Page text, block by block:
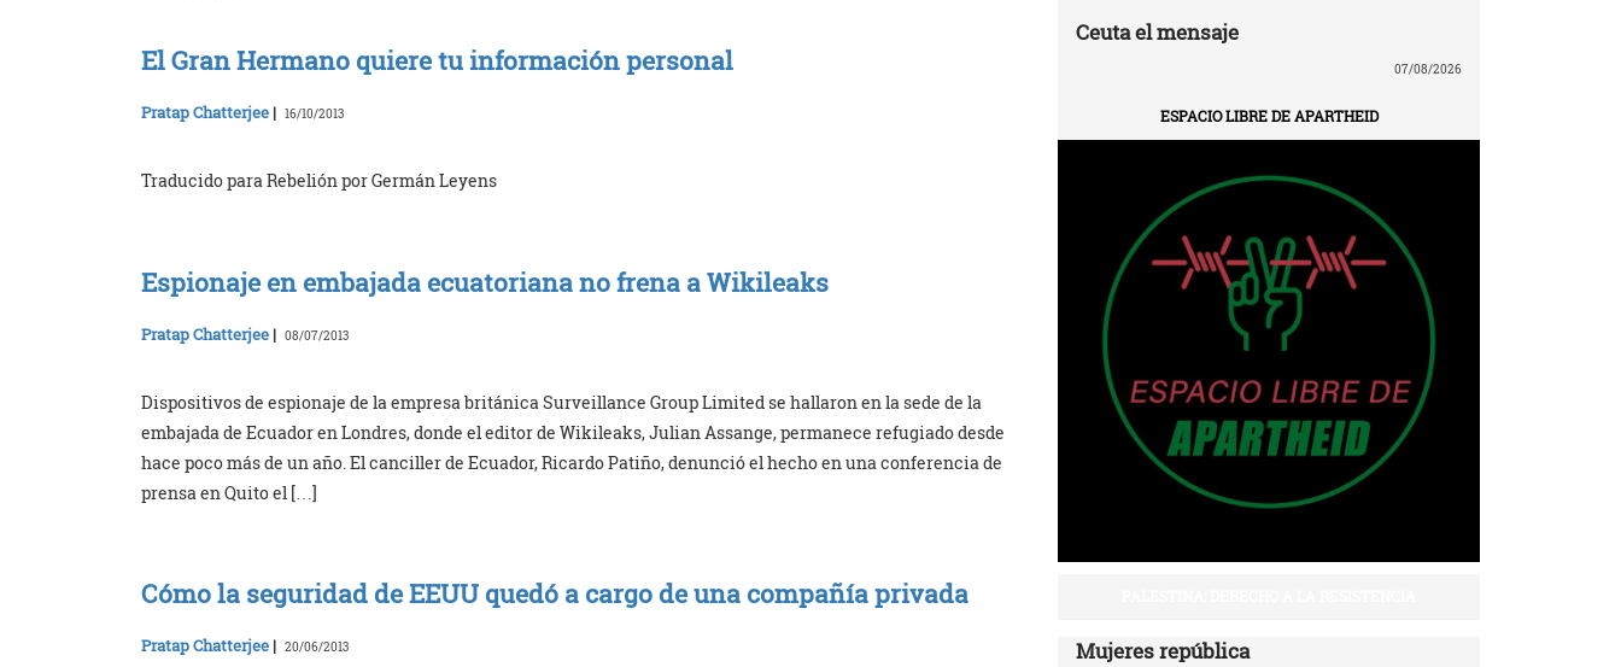
El Gran Hermano quiere tu información personal
Pratap Chatterjee | 16/10/2013
Traducido para Rebelión por Germán Leyens
Espionaje en embajada ecuatoriana no frena a Wikileaks
Pratap Chatterjee | 08/07/2013
Dispositivos de espionaje de la empresa británica Surveillance Group Limited se hallaron en la sede de la
embajada de Ecuador en Londres, donde el editor de Wikileaks, Julian Assange, permanece refugiado desde
hace poco más de un año. El canciller de Ecuador, Ricardo Patiño, denunció el hecho en una conferencia de
prensa en Quito el […]
Cómo la seguridad de EEUU quedó a cargo de una compañía privada
Pratap Chatterjee | 20/06/2013
Ceuta el mensaje
07/08/2026
ESPACIO LIBRE DE APARTHEID
Mujeres república